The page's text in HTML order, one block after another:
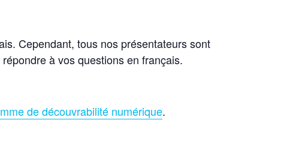
Cependant, tous nos présentateurs sont
à vos questions en français.
de découvrabilité numérique.